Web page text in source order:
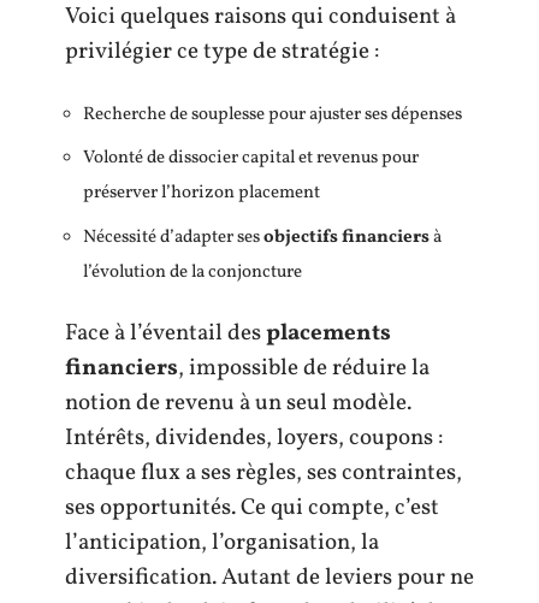
Voici quelques raisons qui conduisent à
privilégier ce type de stratégie :
Recherche de souplesse pour ajuster ses dépenses
Volonté de dissocier capital et revenus pour
préserver l’horizon placement
Nécessité d’adapter sesobjectifs financiersà
l’évolution de la conjoncture
Face à l’éventail desplacements
financiers, impossible de réduire la
notion de revenu à un seul modèle.
Intérêts, dividendes, loyers, coupons :
chaque flux a ses règles, ses contraintes,
ses opportunités. Ce qui compte, c’est
l’anticipation, l’organisation, la
diversification. Autant de leviers pour ne